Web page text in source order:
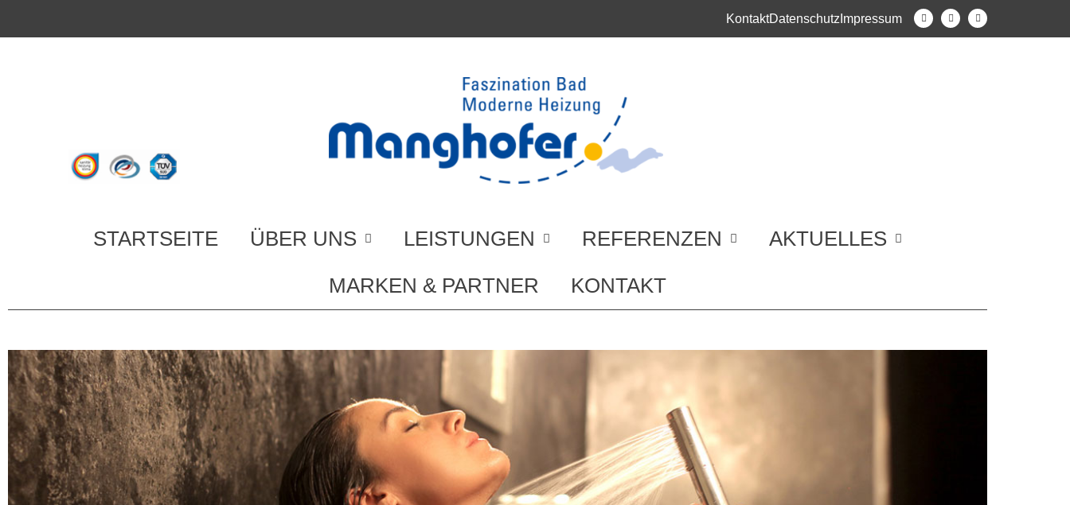
KontaktDatenschutz Impressum
STARTSEITE ÜBER UNS LEISTUNGEN REFERENZEN
AKTUELLES
MARKEN & PARTNER
KONTAKT